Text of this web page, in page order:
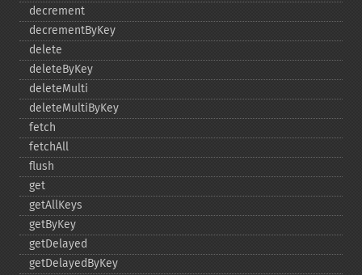
decrement
decrementByKey
delete
deleteByKey
deleteMulti
deleteMultiByKey
fetch
fetchAll
flush
get
getAllKeys
getByKey
getDelayed
getDelayedByKey